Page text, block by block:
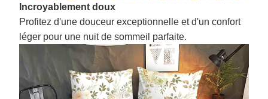
Incroyablement doux
Profitez d'une douceur exceptionnelle et d'un confort
léger pour une nuit de sommeil parfaite.